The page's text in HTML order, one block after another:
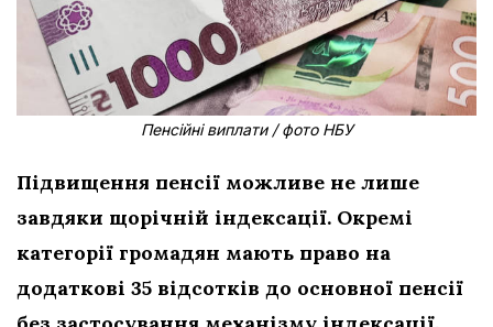
Пенсійні виплати / фото НБУ
Підвищення пенсії можливе не лише
завдяки щорічній індексації. Окремі
категорії громадян мають право на
додаткові 35 відсотків до основної пенсії